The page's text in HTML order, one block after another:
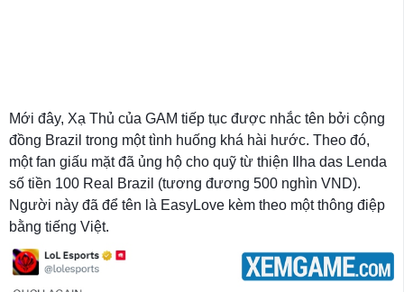
Mới đây, Xạ Thủ của GAM tiếp tục được nhắc tên bởi cộng
đồng Brazil trong một tình huống khá hài hước. Theo đó,
một fan giấu mặt đã ủng hộ cho quỹ từ thiện Ilha das Lenda
số tiền 100 Real Brazil (tương đương 500 nghìn VND).
Người này đã để tên là EasyLove kèm theo một thông điệp
bằng tiếng Việt.